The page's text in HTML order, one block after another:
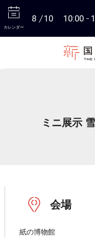
カレンダー
8 10 10:00
ミニ展示
会場
紙の博物館